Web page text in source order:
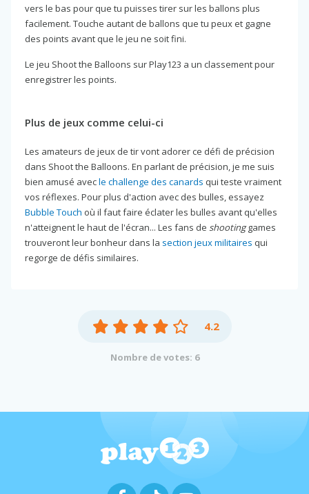
vers le bas pour que tu puisses tirer sur les ballons plus
facilement. Touche autant de ballons que tu peux et gagne
des points avant que le jeu ne soit fini.
Le jeu Shoot the Balloons sur Play123 a un classement pour
enregistrer les points.
Plus de jeux comme celui-ci
Les amateurs de jeux de tir vont adorer ce défi de précision
dans Shoot the Balloons. En parlant de précision, je me suis
bien amusé avecle challenge des canards qui teste vraiment
vos réflexes. Pour plus d'action avec des bulles, essayez
Bubble Touch où il faut faire éclater les bulles avant qu'elles
n'atteignent le haut de l'écran... Les fans de shootinggames
trouveront leur bonheur dans la section jeux militaires qui
regorge de défis similaires.
4.2
Nombre de votes: 6